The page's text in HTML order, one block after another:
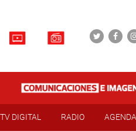
TV DIGITAL RADIO AGENDA